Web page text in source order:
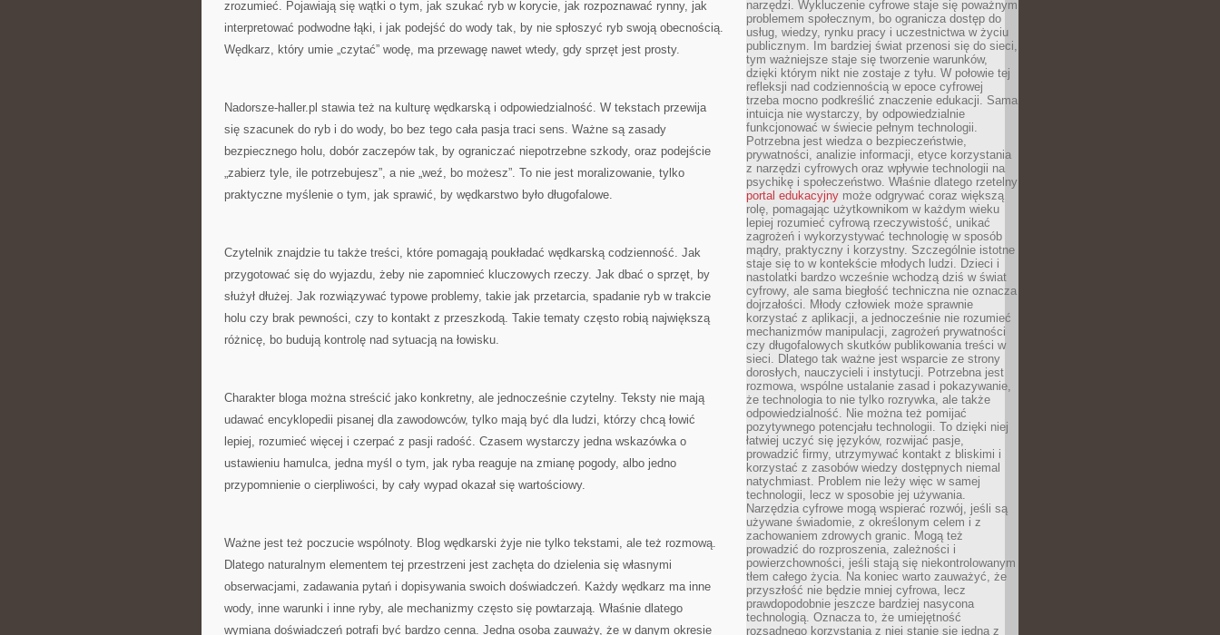
zrozumieć. Pojawiają się wątki o tym, jak szukać ryb w korycie, jak rozpoznawać rynny, jak
interpretować podwodne łąki, i jak podejść do wody tak, by nie spłoszyć ryb swoją obecnością.
Wędkarz, który umie „czytać” wodę, ma przewagę nawet wtedy, gdy sprzęt jest prosty.
Nadorsze-haller.pl stawia też na kulturę wędkarską i odpowiedzialność. W tekstach przewija
się szacunek do ryb i do wody, bo bez tego cała pasja traci sens. Ważne są zasady
bezpiecznego holu, dobór zaczepów tak, by ograniczać niepotrzebne szkody, oraz podejście
„zabierz tyle, ile potrzebujesz”, a nie „weź, bo możesz”. To nie jest moralizowanie, tylko
praktyczne myślenie o tym, jak sprawić, by wędkarstwo było długofalowe.
Czytelnik znajdzie tu także treści, które pomagają poukładać wędkarską codzienność. Jak
przygotować się do wyjazdu, żeby nie zapomnieć kluczowych rzeczy. Jak dbać o sprzęt, by
służył dłużej. Jak rozwiązywać typowe problemy, takie jak przetarcia, spadanie ryb w trakcie
holu czy brak pewności, czy to kontakt z przeszkodą. Takie tematy często robią największą
różnicę, bo budują kontrolę nad sytuacją na łowisku.
Charakter bloga można streścić jako konkretny, ale jednocześnie czytelny. Teksty nie mają
udawać encyklopedii pisanej dla zawodowców, tylko mają być dla ludzi, którzy chcą łowić
lepiej, rozumieć więcej i czerpać z pasji radość. Czasem wystarczy jedna wskazówka o
ustawieniu hamulca, jedna myśl o tym, jak ryba reaguje na zmianę pogody, albo jedno
przypomnienie o cierpliwości, by cały wypad okazał się wartościowy.
Ważne jest też poczucie wspólnoty. Blog wędkarski żyje nie tylko tekstami, ale też rozmową.
Dlatego naturalnym elementem tej przestrzeni jest zachęta do dzielenia się własnymi
obserwacjami, zadawania pytań i dopisywania swoich doświadczeń. Każdy wędkarz ma inne
wody, inne warunki i inne ryby, ale mechanizmy często się powtarzają. Właśnie dlatego
wymiana doświadczeń potrafi być bardzo cenna. Jedna osoba zauważy, że w danym okresie
narzędzi. Wykluczenie cyfrowe staje się poważnym
problemem społecznym, bo ogranicza dostęp do
usług, wiedzy, rynku pracy i uczestnictwa w życiu
publicznym. Im bardziej świat przenosi się do sieci,
tym ważniejsze staje się tworzenie warunków,
dzięki którym nikt nie zostaje z tyłu. W połowie tej
refleksji nad codziennością w epoce cyfrowej
trzeba mocno podkreślić znaczenie edukacji. Sama
intuicja nie wystarczy, by odpowiedzialnie
funkcjonować w świecie pełnym technologii.
Potrzebna jest wiedza o bezpieczeństwie,
prywatności, analizie informacji, etyce korzystania
z narzędzi cyfrowych oraz wpływie technologii na
psychikę i społeczeństwo. Właśnie dlatego rzetelny
portal edukacyjny może odgrywać coraz większą
rolę, pomagając użytkownikom w każdym wieku
lepiej rozumieć cyfrową rzeczywistość, unikać
zagrożeń i wykorzystywać technologię w sposób
mądry, praktyczny i korzystny. Szczególnie istotne
staje się to w kontekście młodych ludzi. Dzieci i
nastolatki bardzo wcześnie wchodzą dziś w świat
cyfrowy, ale sama biegłość techniczna nie oznacza
dojrzałości. Młody człowiek może sprawnie
korzystać z aplikacji, a jednocześnie nie rozumieć
mechanizmów manipulacji, zagrożeń prywatności
czy długofalowych skutków publikowania treści w
sieci. Dlatego tak ważne jest wsparcie ze strony
dorosłych, nauczycieli i instytucji. Potrzebna jest
rozmowa, wspólne ustalanie zasad i pokazywanie,
że technologia to nie tylko rozrywka, ale także
odpowiedzialność. Nie można też pomijać
pozytywnego potencjału technologii. To dzięki niej
łatwiej uczyć się języków, rozwijać pasje,
prowadzić firmy, utrzymywać kontakt z bliskimi i
korzystać z zasobów wiedzy dostępnych niemal
natychmiast. Problem nie leży więc w samej
technologii, lecz w sposobie jej używania.
Narzędzia cyfrowe mogą wspierać rozwój, jeśli są
używane świadomie, z określonym celem i z
zachowaniem zdrowych granic. Mogą też
prowadzić do rozproszenia, zależności i
powierzchowności, jeśli stają się niekontrolowanym
tłem całego życia. Na koniec warto zauważyć, że
przyszłość nie będzie mniej cyfrowa, lecz
prawdopodobnie jeszcze bardziej nasycona
technologią. Oznacza to, że umiejętność
rozsądnego korzystania z niej stanie się jedną z